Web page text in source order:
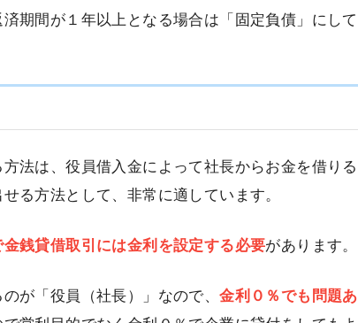
期間が１年以上となる場合は「固定負債」にして
法は、役員借入金によって社長からお金を借りる
る方法として、非常に適しています。
銭貸借取引には金利を設定する必要があります。
が「役員（社長）」なので、金利０％でも問題あ